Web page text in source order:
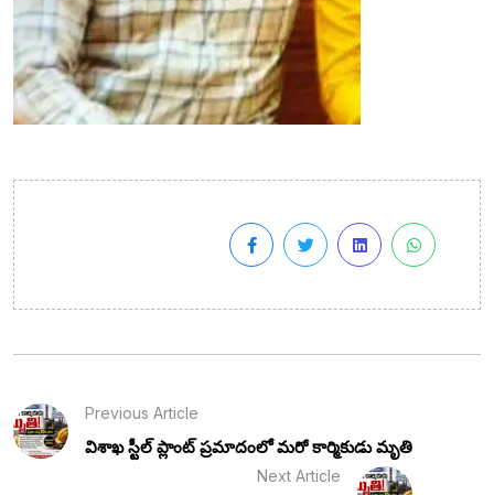
Previous Article
విశాఖ స్టీల్ ప్లాంట్ ప్రమాదంలో మరో కార్మికుడు మృతి
Next Article